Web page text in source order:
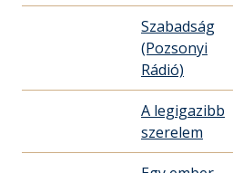
Szabadság
(Pozsonyi
Rádió)
A legigazibb
szerelem